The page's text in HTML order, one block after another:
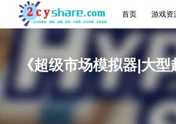
首页 游戏资
《超级市场模拟器|大